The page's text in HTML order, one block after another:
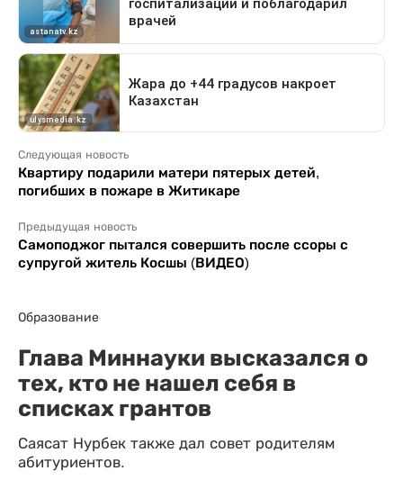
Следующая новость
Квартиру подарили матери пятерых детей,
погибших в пожаре в Житикаре
Предыдущая новость
Самоподжог пытался совершить после ссоры с
супругой житель Косшы (ВИДЕО)
Образование
Глава Миннауки высказался о
тех, кто не нашел себя в
списках грантов
Саясат Нурбек также дал совет родителям
абитуриентов.